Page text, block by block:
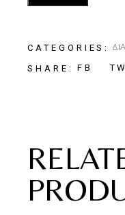
CATEGORIES:
SHARE: FB TW